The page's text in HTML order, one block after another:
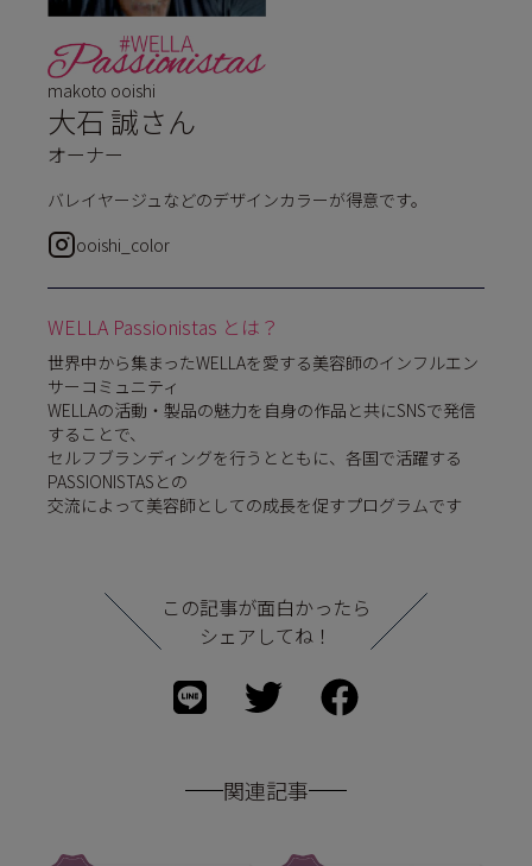
makoto ooishi
大石 誠さん
オーナー
バレイヤージュなどのデザインカラーが得意です。
ooishi_color
WELLA Passionistas とは？
世界中から集まったWELLAを愛する美容師のインフルエン
サーコミュニティ
WELLAの活動・製品の魅力を自身の作品と共にSNSで発信
することで、
セルフブランディングを行うとともに、各国で活躍する
PASSIONISTASとの
交流によって美容師としての成長を促すプログラムです
この記事が面白かったら
シェアしてね！
関連記事